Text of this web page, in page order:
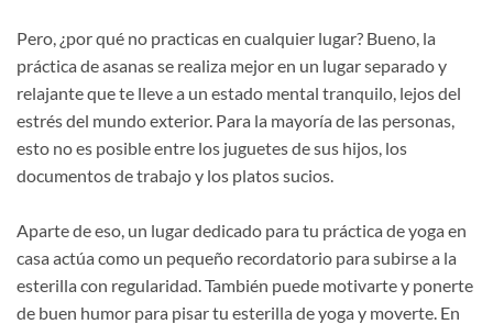
Pero, ¿por qué no practicas en cualquier lugar? Bueno, la
práctica de asanas se realiza mejor en un lugar separado y
relajante que te lleve a un estado mental tranquilo, lejos del
estrés del mundo exterior. Para la mayoría de las personas,
esto no es posible entre los juguetes de sus hijos, los
documentos de trabajo y los platos sucios.
Aparte de eso, un lugar dedicado para tu práctica de yoga en
casa actúa como un pequeño recordatorio para subirse a la
esterilla con regularidad. También puede motivarte y ponerte
de buen humor para pisar tu esterilla de yoga y moverte. En